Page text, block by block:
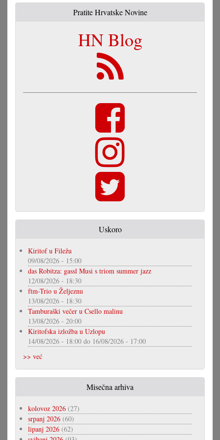
Pratite Hrvatske Novine
HN Blog
Uskoro
Kiritof u Filežu
09/08/2026 - 15:00
das Robitza: gassl Musi s triom summer jazz
12/08/2026 - 18:30
ftm-Trio u Željeznu
13/08/2026 - 18:30
Tamburaški večer u Csello malinu
13/08/2026 - 20:00
Kiritofska izložba u Uzlopu
14/08/2026 - 18:00 do 16/08/2026 - 17:00
>> već
Misečna arhiva
kolovoz 2026 (27)
srpanj 2026 (60)
lipanj 2026 (62)